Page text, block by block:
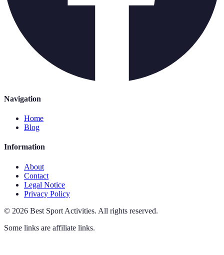
Navigation
Home
Blog
Information
About
Contact
Legal Notice
Privacy Policy
© 2026 Best Sport Activities. All rights reserved.
Some links are affiliate links.